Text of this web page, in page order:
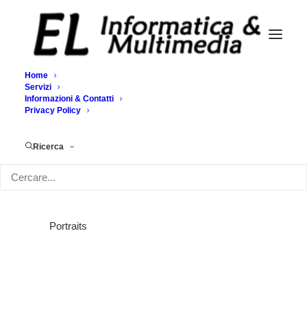
Home
Servizi
Informazioni & Contatti
Privacy Policy
Ricerca
Portraits